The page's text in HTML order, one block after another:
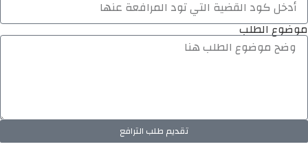
موضوع الطلب
تقديم طلب الترافع